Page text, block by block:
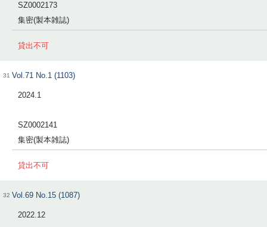
SZ0002173
集密(製本雑誌)
貸出不可
31 Vol.71 No.1 (1103)
2024.1
SZ0002141
集密(製本雑誌)
貸出不可
32 Vol.69 No.15 (1087)
2022.12